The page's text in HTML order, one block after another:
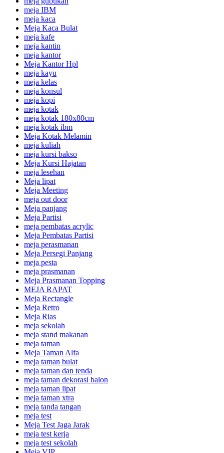
meja IBM
meja kaca
Meja Kaca Bulat
meja kafe
meja kantin
meja kantor
Meja Kantor Hpl
meja kayu
meja kelas
meja konsul
meja kopi
meja kotak
meja kotak 180x80cm
meja kotak ibm
Meja Kotak Melamin
meja kuliah
meja kursi bakso
Meja Kursi Hajatan
meja lesehan
Meja lipat
Meja Meeting
meja out door
Meja panjang
Meja Partisi
meja pembatas acrylic
Meja Pembatas Partisi
meja perasmanan
Meja Persegi Panjang
meja pesta
meja prasmanan
Meja Prasmanan Topping
MEJA RAPAT
Meja Rectangle
Meja Retro
Meja Rias
meja sekolah
meja stand makanan
meja taman
Meja Taman Alfa
meja taman bulat
meja taman dan tenda
meja taman dekorasi balon
meja taman lipat
meja taman xtra
meja tanda tangan
meja test
Meja Test Jaga Jarak
meja test kerja
meja test sekolah